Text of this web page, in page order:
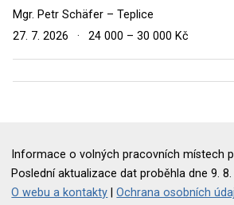
Mgr. Petr Schäfer – Teplice
27. 7. 2026
· 24 000 – 30 000 Kč
Informace o volných pracovních místech
Poslední aktualizace dat proběhla dne 9. 8.
O webu a kontakty |Ochrana osobních